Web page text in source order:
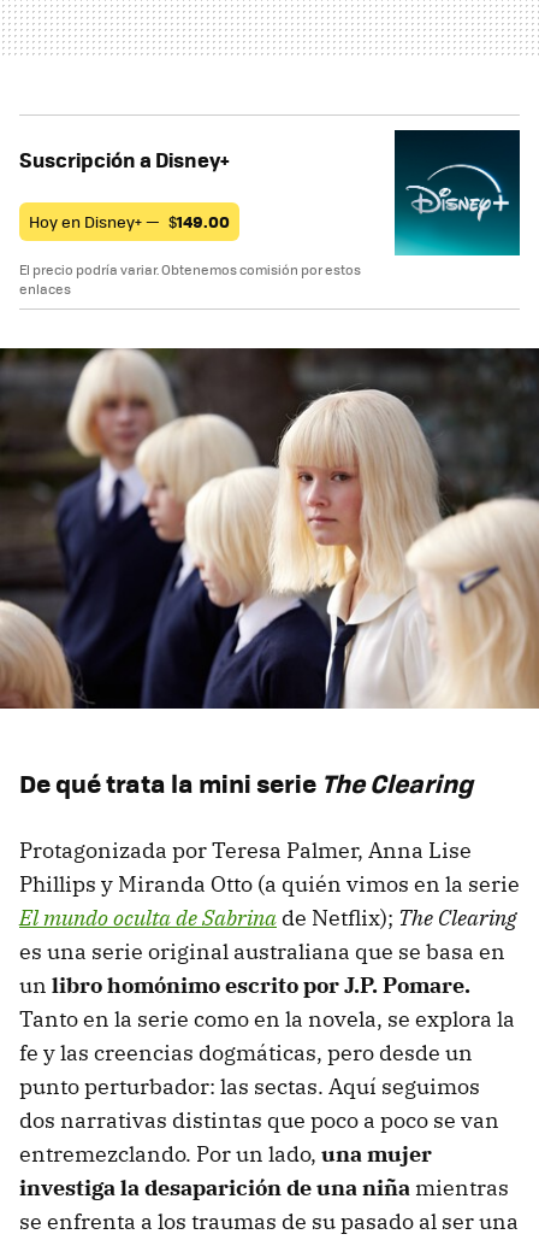
Suscripción a Disney+
Hoy en Disney+ — $149.00
El precio podría variar. Obtenemos comisión por estos
enlaces
De qué trata la mini serie The Clearing
Protagonizada por Teresa Palmer, Anna Lise
Phillips y Miranda Otto (a quién vimos en la serie
El mundo oculta de Sabrina de Netflix); The Clearing
es una serie original australiana que se basa en
un libro homónimo escrito por J.P. Pomare.
Tanto en la serie como en la novela, se explora la
fe y las creencias dogmáticas, pero desde un
punto perturbador: las sectas. Aquí seguimos
dos narrativas distintas que poco a poco se van
entremezclando. Por un lado, una mujer
investiga la desaparición de una niña mientras
se enfrenta a los traumas de su pasado al ser una